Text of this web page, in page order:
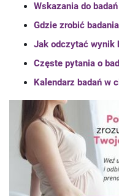
Wskazania do
Gdzie zrobić
Jak odczytać wynik
Częste pytania o
Kalendarz badań w